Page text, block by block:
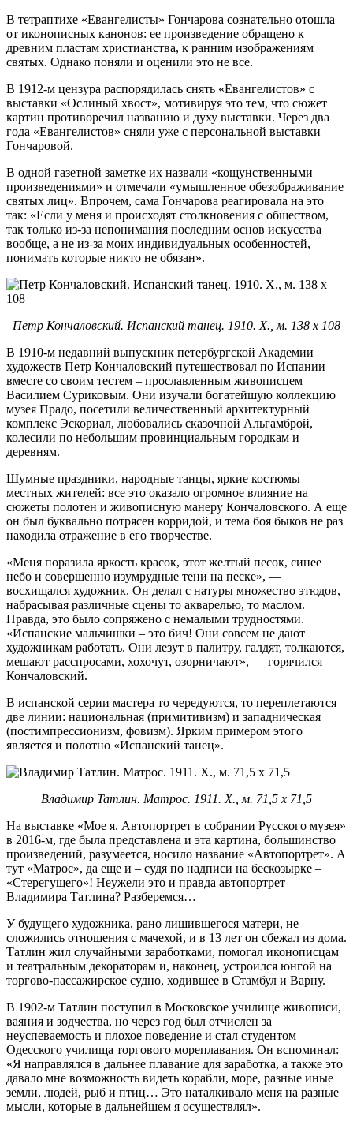
В тетраптихе «Евангелисты» Гончарова сознательно отошла
от иконописных канонов: ее произведение обращено к
древним пластам христианства, к ранним изображениям
святых. Однако поняли и оценили это не все.
В 1912-м цензура распорядилась снять «Евангелистов» с
выставки «Ослиный хвост», мотивируя это тем, что сюжет
картин противоречил названию и духу выставки. Через два
года «Евангелистов» сняли уже с персональной выставки
Гончаровой.
В одной газетной заметке их назвали «кощунственными
произведениями» и отмечали «умышленное обезображивание
святых лиц». Впрочем, сама Гончарова реагировала на это
так: «Если у меня и происходят столкновения с обществом,
так только из-за непонимания последним основ искусства
вообще, а не из-за моих индивидуальных особенностей,
понимать которые никто не обязан».
Петр Кончаловский. Испанский танец. 1910. Х., м. 138 х 108
В 1910-м недавний выпускник петербургской Академии
художеств Петр Кончаловский путешествовал по Испании
вместе со своим тестем – прославленным живописцем
Василием Суриковым. Они изучали богатейшую коллекцию
музея Прадо, посетили величественный архитектурный
комплекс Эскориал, любовались сказочной Альгамброй,
колесили по небольшим провинциальным городкам и
деревням.
Шумные праздники, народные танцы, яркие костюмы
местных жителей: все это оказало огромное влияние на
сюжеты полотен и живописную манеру Кончаловского. А еще
он был буквально потрясен корридой, и тема боя быков не раз
находила отражение в его творчестве.
«Меня поразила яркость красок, этот желтый песок, синее
небо и совершенно изумрудные тени на песке», —
восхищался художник. Он делал с натуры множество этюдов,
набрасывая различные сцены то акварелью, то маслом.
Правда, это было сопряжено с немалыми трудностями.
«Испанские мальчишки – это бич! Они совсем не дают
художникам работать. Они лезут в палитру, галдят, толкаются,
мешают расспросами, хохочут, озорничают», — горячился
Кончаловский.
В испанской серии мастера то чередуются, то переплетаются
две линии: национальная (примитивизм) и западническая
(постимпрессионизм, фовизм). Ярким примером этого
является и полотно «Испанский танец».
Владимир Татлин. Матрос. 1911. Х., м. 71,5 х 71,5
На выставке «Мое я. Автопортрет в собрании Русского музея»
в 2016-м, где была представлена и эта картина, большинство
произведений, разумеется, носило название «Автопортрет». А
тут «Матрос», да еще и – судя по надписи на бескозырке –
«Стерегущего»! Неужели это и правда автопортрет
Владимира Татлина? Разберемся…
У будущего художника, рано лишившегося матери, не
сложились отношения с мачехой, и в 13 лет он сбежал из дома.
Татлин жил случайными заработками, помогал иконописцам
и театральным декораторам и, наконец, устроился юнгой на
торгово-пассажирское судно, ходившее в Стамбул и Варну.
В 1902-м Татлин поступил в Московское училище живописи,
ваяния и зодчества, но через год был отчислен за
неуспеваемость и плохое поведение и стал студентом
Одесского училища торгового мореплавания. Он вспоминал:
«Я направлялся в дальнее плавание для заработка, а также это
давало мне возможность видеть корабли, море, разные иные
земли, людей, рыб и птиц… Это наталкивало меня на разные
мысли, которые в дальнейшем я осуществлял».